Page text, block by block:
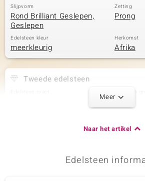
Slijpvorm
Rond Brilliant Geslepen,
Geslepen
Zetting
Prong
Edelsteen kleur
meerkleurig
Herkomst
Afrika
Tweede edelsteen
2 à 1,8
Rond
Meer
Naar het artikel
Edelsteen